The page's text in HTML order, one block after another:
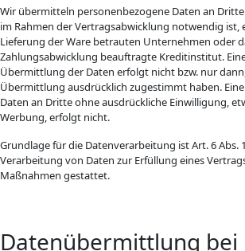
Wir übermitteln personenbezogene Daten an
im Rahmen der Vertragsabwicklung notwendig ist,
Lieferung der Ware betrauten Unternehmen oder
Zahlungsabwicklung beauftragte Kreditinstitut.
Übermittlung der Daten erfolgt nicht bzw. nur
Übermittlung ausdrücklich zugestimmt haben.
Daten an Dritte ohne ausdrückliche Einwilligung,
Werbung, erfolgt nicht.
Grundlage für die Datenverarbeitung ist Art. 6 Abs.
Verarbeitung von Daten zur Erfüllung eines
Maßnahmen gestattet.
Datenübermittlung bei